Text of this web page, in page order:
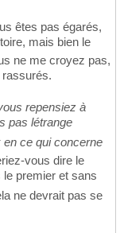
êtes pas égarés,
mais bien le
ne me croyez pas,
rassurés.
repensiez à
pas létrange
en ce qui concerne
vous dire le
le premier et sans
ne devrait pas se